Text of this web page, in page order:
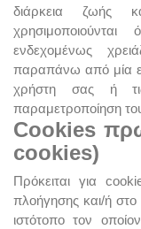
διάρκεια ζωής
ενδεχομένως
παραπάνω από μία
χρήστη σας ή
παραμετροποίηση
Cookies
cookies)
Πρόκειται για
πλοήγησης και/ή
ιστότοπο τον